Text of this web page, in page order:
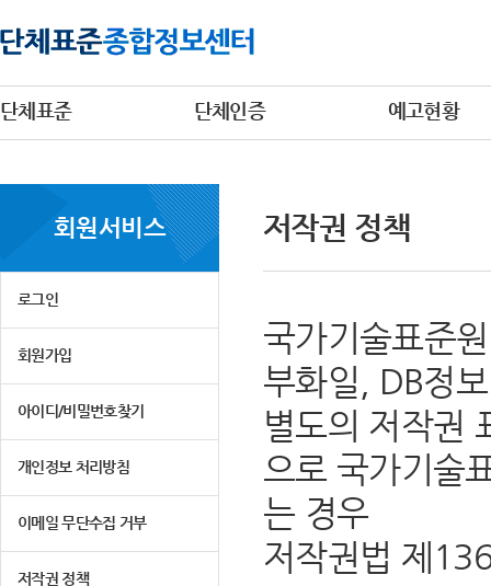
단체표준 단체인증 예고현황
회원서비스
로그인
회원가입
아이디/비밀번호찾기
개인정보 처리방침
이메일 무단수집 거부
저작권 정책
저작권 정책
국가기술표준
부화일, DB정
별도의 저작권
으로 국가기술
는 경우
저작권법 제